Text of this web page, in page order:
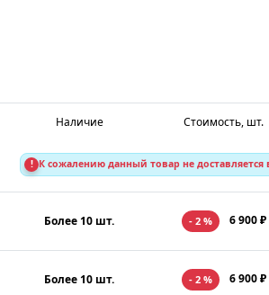
Наличие Стоимость, шт.
! К сожалению данный товар не доставляется
Более 10 шт. - 2 % 6 900 ₽
Более 10 шт. - 2 % 6 900 ₽